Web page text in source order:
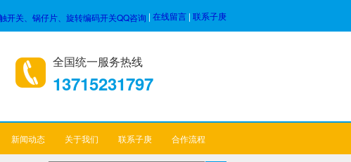
| 在线留言 | 联系子庚
全国统一服务热线
13715231797
新闻动态 关于我们 联系子庚 合作流程